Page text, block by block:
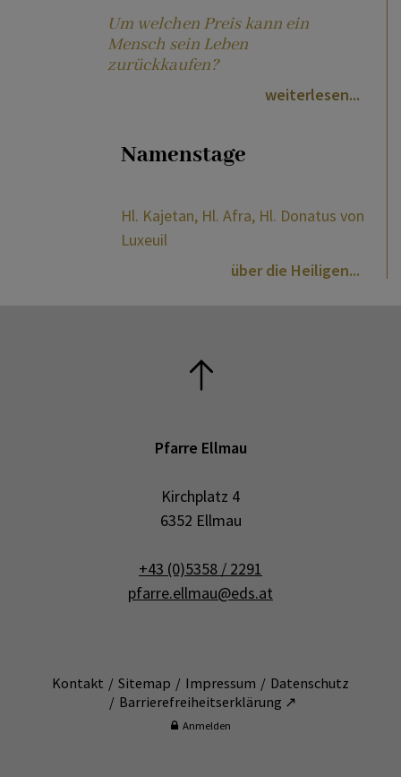
Um welchen Preis kann ein
Mensch sein Leben
zurückkaufen?
weiterlesen
Namenstage
Hl. Kajetan, Hl. Afra, Hl. Donatus von
Luxeuil
über die Heiligen
Pfarre Ellmau
Kirchplatz 4
6352 Ellmau
+43 (0)5358 / 2291
pfarre.ellmau@eds.at
Kontakt Sitemap Impressum
Datenschutz
Barrierefreiheitserklärung ↗
Anmelden